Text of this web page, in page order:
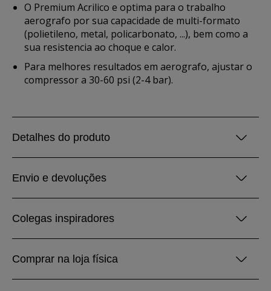
O Premium Acrilico e optima para o trabalho
aerografo por sua capacidade de multi-formato
(polietileno, metal, policarbonato, ...), bem como a
sua resistencia ao choque e calor.
Para melhores resultados em aerografo, ajustar o
compressor a 30-60 psi (2-4 bar).
Detalhes do produto
Envio e devoluções
Colegas inspiradores
Comprar na loja física